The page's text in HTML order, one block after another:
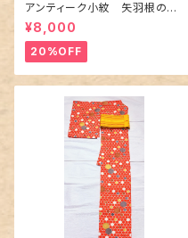
アンティーク小紋 矢羽根の地
紋に短冊柄 裄６６cm
¥8,000
20%OFF